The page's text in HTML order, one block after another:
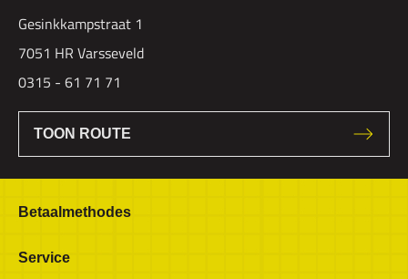
Gesinkkampstraat 1
7051 HR Varsseveld
0315 - 61 71 71
TOON ROUTE
Betaalmethodes
Bestellen & Betalen
Service